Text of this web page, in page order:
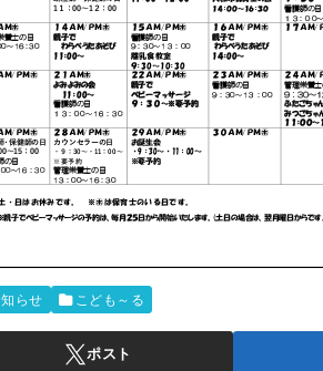
らせ こども～る
ポスト